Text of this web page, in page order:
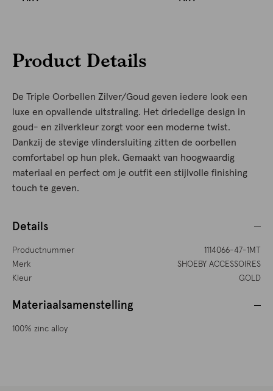
Product Details
De Triple Oorbellen Zilver/Goud geven iedere look een
luxe en opvallende uitstraling. Het driedelige design in
goud- en zilverkleur zorgt voor een moderne twist.
Dankzij de stevige vlindersluiting zitten de oorbellen
comfortabel op hun plek. Gemaakt van hoogwaardig
materiaal en perfect om je outfit een stijlvolle finishing
touch te geven.
Details
Productnummer
1114066-47-1MT
Merk
SHOEBY ACCESSOIRES
Kleur
GOLD
Materiaalsamenstelling
100% zinc alloy